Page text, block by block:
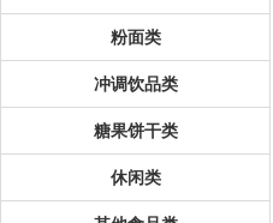
粉面类
冲调饮品类
糖果饼干类
休闲类